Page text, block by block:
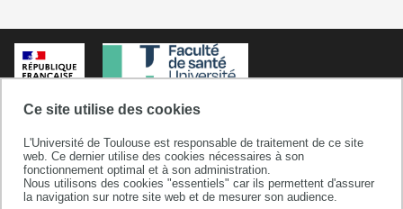
Ce site utilise des cookies
L'Université de Toulouse est responsable de traitement de ce site
web. Ce dernier utilise des cookies nécessaires à son
fonctionnement optimal et à son administration.
Nous utilisons des cookies "essentiels" car ils permettent d'assurer
la navigation sur notre site web et de mesurer son audience.
Département des sciences pharmaceutiques
35, chemin des Maraîchers
31062 TOULOUSE cedex 9